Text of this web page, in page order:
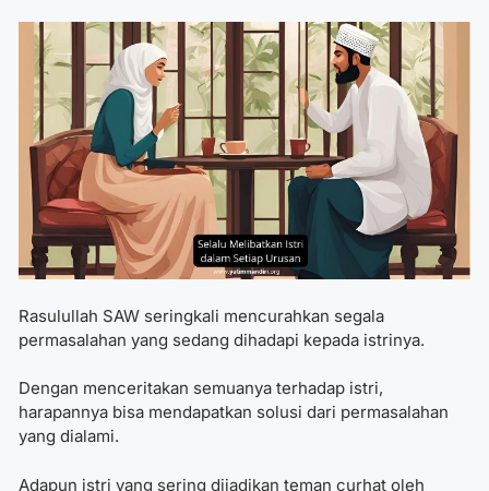
Rasulullah SAW seringkali mencurahkan segala
permasalahan yang sedang dihadapi kepada istrinya.
Dengan menceritakan semuanya terhadap istri,
harapannya bisa mendapatkan solusi dari permasalahan
yang dialami.
Adapun istri yang sering dijadikan teman curhat oleh